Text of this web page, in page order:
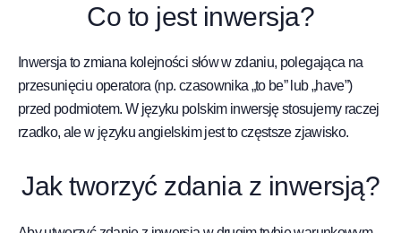
Co to jest inwersja?
Inwersja to zmiana kolejności słów w zdaniu, polegająca na
przesunięciu operatora (np. czasownika „to be” lub „have”)
przed podmiotem. W języku polskim inwersję stosujemy raczej
rzadko, ale w języku angielskim jest to częstsze zjawisko.
Jak tworzyć zdania z inwersją?